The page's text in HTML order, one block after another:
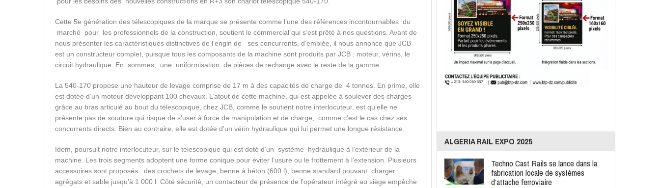
Cette 5e génération des télescopiques de la marque se présente comme l’une des références incontournables du
marché pour les professionnels de la construction, soutient le commercial qui s’est prêté à nos questions. Avant de
nous présenter les caractéristiques distinctives de l’engin de ses concurrents, d’emblée, il nous annonce que JCB
est un constructeur complet, puisque tous les composants de la machine sont produits par JCB : moteur, vérins, le
circuit hydraulique. En sommes, une uniformisation de pièces de rechange avec le reste de la gamme.
La 540-170 propose une hauteur de levage comprise de 17 m à des capacités de charge de 4 tonnes. En prime, elle
est dotée d’un moteur développant 100 chevaux. L’atout de cette machine, qui est appelée à soulever des charges
grâce au bras articulé au bout du télescopique, chez JCB, comme le soutient notre interlocuteur, est qu’elle ne
présente pas de soudure qui risque de s’user à force de manipulation et de charge, comme c’est le cas chez ses
concurrents directs. Bien au contraire, elle est dotée d’un vérin hydraulique qui lui permet une longue résistance.
Idem, poursuit notre interlocuteur, sur le télescopique qui est doté d’un système hydraulique à l’extérieur de la
machine. Les trois segments adoptent une forme conique pour éviter l’usure ou le frottement à l’extension. Plusieurs
accessoires sont proposés : des crochets de levage, benne à béton (600 l), benne standard pouvant charger
agrégats et sable jusqu’à 1 000 l. Côté sécurité, un contacteur de présence de l’opérateur intégré au siège empêche
ALGERIA RAIL EXPO 2025
Techno Cast Rails se lance dans la
fabrication locale de systèmes
d’attache ferroviaire